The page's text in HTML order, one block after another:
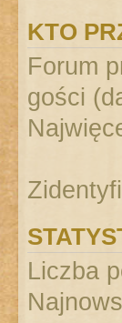
KTO
Forum
gości
Liczba